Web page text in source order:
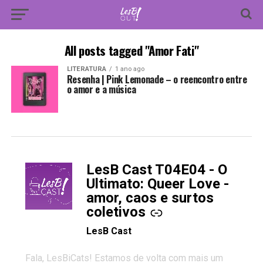
All posts tagged "Amor Fati"
LITERATURA 1 ano ago
Resenha | Pink Lemonade – o reencontro entre
o amor e a música
LesB Cast T04E04 - O
Ultimato: Queer Love -
amor, caos e surtos
coletivos
-
LesB Cast
Fala, LesBiCats! Estamos de volta com mais um